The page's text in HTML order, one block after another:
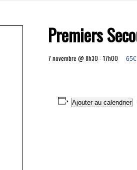
Premiers
7 novembre @ 8h30 -17h00 65€
Ajouter au calendrier